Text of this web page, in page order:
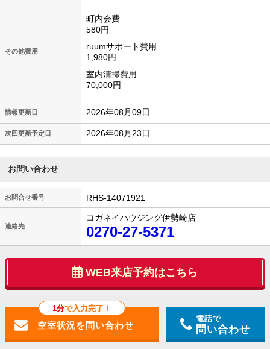
その他費用
町内会費
580円
ruumサポート費用
1,980円
室内清掃費用
70,000円
情報更新日 2026年08月09日
次回更新予定日 2026年08月23日
お問い合わせ
お問合せ番号 RHS-14071921
連絡先
コガネイハウジング伊勢崎店
0270-27-5371
WEB来店予約はこちら
1分で入力完了！
電話で
問い合わせ